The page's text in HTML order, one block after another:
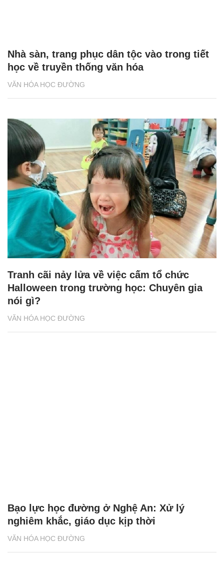
VĂN HÓA HỌC ĐƯỜNG
Nhà sàn, trang phục dân tộc vào trong tiết
học về truyền thống văn hóa
VĂN HÓA HỌC ĐƯỜNG
Tranh cãi nảy lửa về việc cấm tổ chức
Halloween trong trường học: Chuyên gia
nói gì?
VĂN HÓA HỌC ĐƯỜNG
Bạo lực học đường ở Nghệ An: Xử lý
nghiêm khắc, giáo dục kịp thời